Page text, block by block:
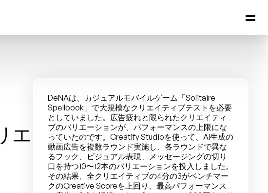
エ
DeNAは、カジュアルモバイルゲーム「Solitaire
Spellbook」で大規模なクリエイティブテストを必要
としていました。広告疲れと限られたクリエイティ
ブのバリエーションが、パフォーマンスの上限にな
っていたのです。Creatify Studioを使って、AI生成の
動画広告を複数ラウンド実施し、各ラウンドで異な
るフック、ビジュアル表現、メッセージングの切り
口を持つ10〜12本のバリエーションを投入しました。
その結果、全クリエイティブの4分の3がベンチマー
クのCreative Scoreを上回り、最高パフォーマンス